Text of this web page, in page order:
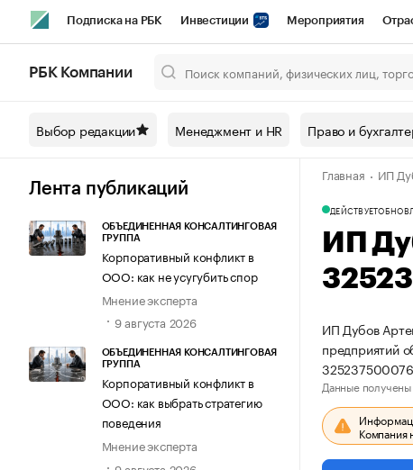
Подписка на РБК Инвестиции Мероприятия
Спецпроекты СПб Конференции СПб Спецпроекты
Технологии и медиа Рынок наличной валюты
РБК Компании
Выбор редакции Менеджмент и HR Право и
Лента публикаций
ОБЪЕДИНЕННАЯ КОНСАЛТИНГОВАЯ
ГРУППА
Корпоративный конфликт в
ООО: как не усугубить спор
Мнение эксперта
9 августа 2026
ОБЪЕДИНЕННАЯ КОНСАЛТИНГОВАЯ
ГРУППА
Корпоративный конфликт в
ООО: как выбрать стратегию
поведения
Мнение эксперта
Главная ИП
ДЕЙСТВУЕТ
ИП
ИП Дубов
предприятий
Данные получены
Компания